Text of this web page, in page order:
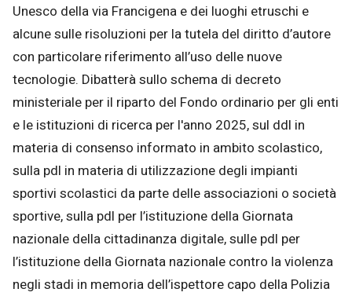
Unesco della via Francigena e dei luoghi etruschi e
alcune sulle risoluzioni per la tutela del diritto d’autore
con particolare riferimento all’uso delle nuove
tecnologie. Dibatterà sullo schema di decreto
ministeriale per il riparto del Fondo ordinario per gli enti
e le istituzioni di ricerca per l'anno 2025, sul ddl in
materia di consenso informato in ambito scolastico,
sulla pdl in materia di utilizzazione degli impianti
sportivi scolastici da parte delle associazioni o società
sportive, sulla pdl per l’istituzione della Giornata
nazionale della cittadinanza digitale, sulle pdl per
l’istituzione della Giornata nazionale contro la violenza
negli stadi in memoria dell’ispettore capo della Polizia